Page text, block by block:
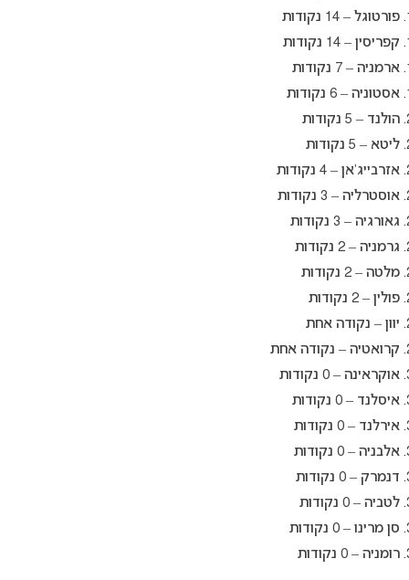
פורטוגל – 14 נקודות
קפריסין – 14 נקודות
ארמניה – 7 נקודות
אסטוניה – 6 נקודות
הולנד – 5 נקודות
ליטא – 5 נקודות
אזרבייג’אן – 4 נקודות
אוסטרליה – 3 נקודות
גאורגיה – 3 נקודות
גרמניה – 2 נקודות
מלטה – 2 נקודות
פולין – 2 נקודות
יוון – נקודה אחת
קרואטיה – נקודה אחת
אוקראינה – 0 נקודות
איסלנד – 0 נקודות
אירלנד – 0 נקודות
אלבניה – 0 נקודות
דנמרק – 0 נקודות
לטביה – 0 נקודות
סן מרינו – 0 נקודות
רומניה – 0 נקודות